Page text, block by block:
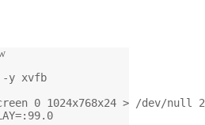
-y xvfb
0 1024x768x24 > /dev/null
=:99.0